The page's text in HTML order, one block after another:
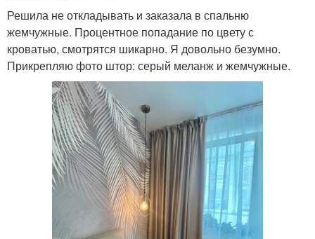
Решила не откладывать и заказала в спальню
жемчужные. Процентное попадание по цвету с
кроватью, смотрятся шикарно. Я довольно безумно.
Прикрепляю фото штор: серый меланж и жемчужные.